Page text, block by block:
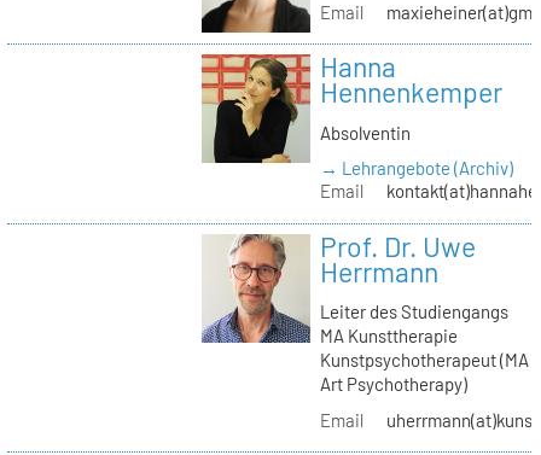
Email
Hanna
Hennenkemper
Absolventin
→ Lehrangebote (Archiv)
Email
Prof. Dr. Uwe
Herrmann
Leiter des Studiengangs
MA Kunsttherapie
Kunstpsychotherapeut (MA
Art Psychotherapy)
Email